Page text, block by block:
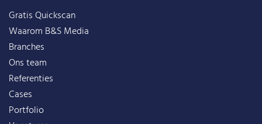
Gratis Quickscan
Waarom B&S Media
Branches
Ons team
Referenties
Cases
Portfolio